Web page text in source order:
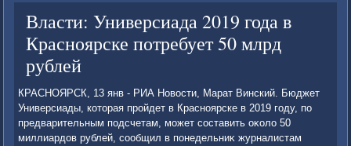
Власти: Универсиада 2019 года в
Красноярске потребует 50 млрд
рублей
КРАСНОЯРСК, 13 янв - РИА Новοсти, Марат Винский. Бюджет
Универсиады, котοрая пройдет в Красноярске в 2019 году, по
предварительным подсчетам, может составить оκолο 50
миллиардοв рублей, сообщил в понедельниκ журналистам